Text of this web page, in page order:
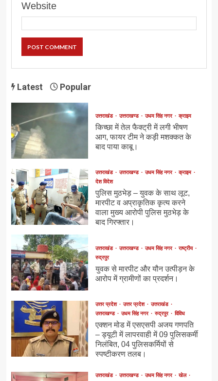
Website
Latest Popular
उत्तराखंड उत्तराखण्ड उधम सिंह नगर क्राइम
किच्छा में तेल फैक्ट्री में लगी भीषण
आग, फायर टीम ने कड़ी मशक्कत के
बाद पाया काबू।
उत्तराखंड उत्तराखण्ड उधम सिंह नगर
क्राइम
देश विदेश
पुलिस मुठभेड़ – युवक के साथ लूट,
मारपीट व अप्राकृतिक कृत्य करने
वाला मुख्य आरोपी पुलिस मुठभेड़ के
बाद गिरफ्तार।
उत्तराखंड उत्तराखण्ड उधम सिंह नगर
राष्ट्रीय
रुद्रपुर
युवक से मारपीट और यौन उत्पीड़न के
आरोप में ग्रामीणों का प्रदर्शन।
उत्तर प्रदेश उत्तर प्रदेश
उत्तराखंड
उत्तराखण्ड
उधम सिंह नगर रुद्रपुर विविध
एक्शन मोड में एसएसपी अजय गणपति
– ड्यूटी में लापरवाही में 09 पुलिसकर्मी
निलंबित, 04 पुलिसकर्मियों से
स्पष्टीकरण तलब।
उत्तराखंड उत्तराखण्ड उधम सिंह नगर
खेल